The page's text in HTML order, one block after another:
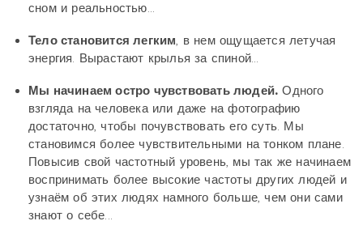
сном и реальностью...
Тело становится легким, в нем ощущается летучая
энергия. Вырастают крылья за спиной...
Мы начинаем остро чувствовать людей. Одного
взгляда на человека или даже на фотографию
достаточно, чтобы почувствовать его суть. Мы
становимся более чувствительными на тонком плане.
Повысив свой частотный уровень, мы так же начинаем
воспринимать более высокие частоты других людей и
узнаём об этих людях намного больше, чем они сами
знают о себе...